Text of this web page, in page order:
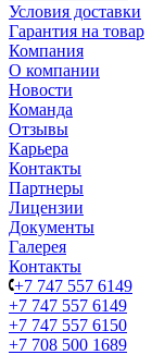
Условия доставки
Гарантия на товар
Компания
О компании
Новости
Команда
Отзывы
Карьера
Контакты
Партнеры
Лицензии
Документы
Галерея
Контакты
+7 747 557 6149
+7 747 557 6149
+7 747 557 6150
+7 708 500 1689